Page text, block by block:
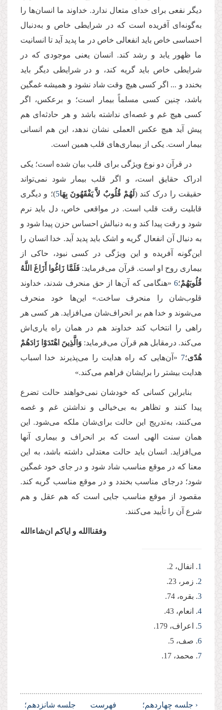
دیگر نفعی برای خدای متعال ندارد. خداوند ما انسان‌ها را
به‌گونه‌ای آفریده است که در شرایطی خاص و به‌دنبال
احساسی خاص باید انفعالی خاص در ما پدید آید تا انسانیت
ما ظهور یابد و رشد کند. انسان یعنی موجودی که در
شرایطی خاص باید گریه کند، و در شرایطی دیگر باید
بخندد و ... اگر کسی هیچ وقت شاد نشود و همیشه غمگین
باشد، چنین کسی مسلماً بیمار است؛ و برعکس، اگر
کسی هیچ غم و غصه‌ای نداشته باشد و هر حادثه‌ای هم
پیش آید هیچ عکس العملی نشان ندهد، این هم انسانی
بیمار است. یکی از بیماری‌های قلب همین است.
در قرآن دو نوع ویژگی برای قلب بیان شده است؛ یکی
ادراک حقایق است، و اگر قلب بیمار شود نمی‌تواند
حقیقت را درک کند (لَهُمْ قُلُوبٌ لاَّ یَفْقَهُونَ بِهَا5)؛ و دیگری
قابلیت رقت قلب است. در مواقعی خاص، دل باید نرم
شود و رقت پیدا کند و به دنبالش احساس حزن پیدا شود و
به دنبال آن انفعال گریه و اشک باید پدید آید. خدا انسان را
این‌گونه آفریده و این ویژگی در کسی نبود، حاکی از
بیماری روح او است. قرآن می‌فرماید: فَلَمَّا زَاغُوا أَزَاغَ اللَّهُ
قُلُوبَهُمْ؛6 «هنگامى كه آن‌ها از حق منحرف شدند، خداوند
قلوب‌شان را منحرف ساخت.» این‌ها خود منحرف
می‌شوند و خدا هم بر انحراف‌شان می‌افزاید. هر کسی هر
راهی را انتخاب کند خداوند هم در همان راه یاری‌اش
می‌کند. درمقابل هم قرآن می‌فرماید: وَالَّذِینَ اهْتَدَوْا زَادَهُمْ
هُدًى؛7 «آن‌هایی که راه هدایت را می‌پذیرند خدا اسباب
هدایت بیشتر را برایشان فراهم می‌کند.»
بنابراین کسانی که خودشان نمی‌خواهند حالت تضرع
پیدا کنند و تظاهر به بی‌خیالی و نداشتن غم و غصه
می‌کنند، به‌تدریج این حالت برای‌شان ملکه می‌شود. این
همان سنت الهی است که بر انحراف و بیماری آنها
می‌افزاید. انسان باید حالت معتدلی داشته باشد، به این
معنا که در موقع مناسب شاد شود و در جای خود غمگین
شود؛ درجای مناسب بخندد و در موقع مناسب گریه کند.
مقصود از موقع مناسب جایی است که هم عقل و هم
شرع آن را تأیید می‌کنند.
وفقناالله و ایاکم ان‌شاءالله
1. انفال، 2.
2. زمر، 23.
3. بقره، 74.
4. انعام، 43.
5. اعراف، 179.
6. صف، 5.
7. محمد، 17.
‹ جلسه چهاردهم؛ فهرست جلسه شانزدهم؛